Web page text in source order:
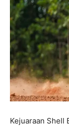
Kejuaraan Shell